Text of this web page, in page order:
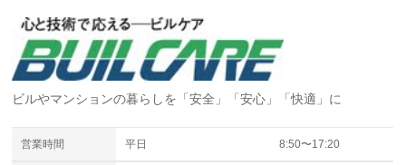
ビルやマンションの暮らしを「安全」「安心」「快適」に
営業時間 平日 8:50〜17:20